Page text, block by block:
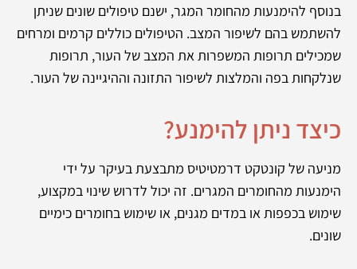
בנוסף להימנעות מהחומר המגר, ישנם טיפולים שונים שניתן
להשתמש בהם לשיפור המצב. הטיפולים כוללים קרמים ומרחים
שמכילים תרופות המשפרות את המצב של העור, תרופות
שנלקחות בפה והמלצות לשיפור התזונה וההיגיינה של העור.
כיצד ניתן להימנע?
מניעה של קונטקט דרמטיטיס מתבצעת בעיקר על ידי
הימנעות מהחומרים המגרים. זה יכול לדרוש שינוי במקצוע,
שימוש בכפפות או במדים מגנים, או שימוש בחומרים כימיים
שונים.